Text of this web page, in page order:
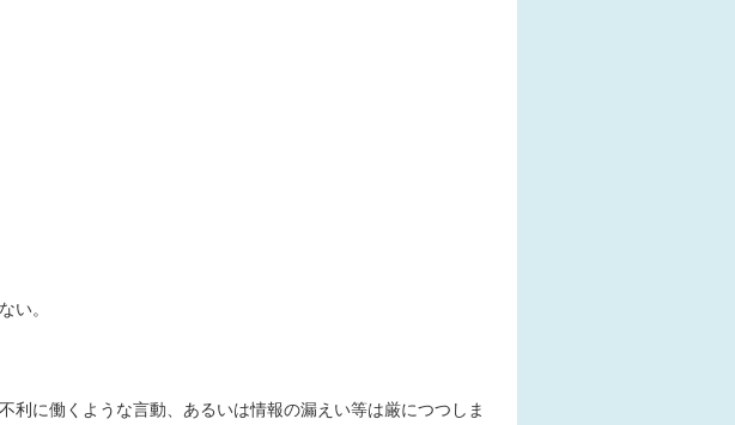
い。
利に働くような言動、あるいは情報の漏えい等は厳につつしま